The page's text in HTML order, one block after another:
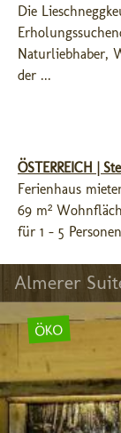
Die
Naturliebhaber,
der ...
ÖSTERREICH |
Ferienhaus
69 m²
für 1 - 5 Personen
Almerer
ÖKO